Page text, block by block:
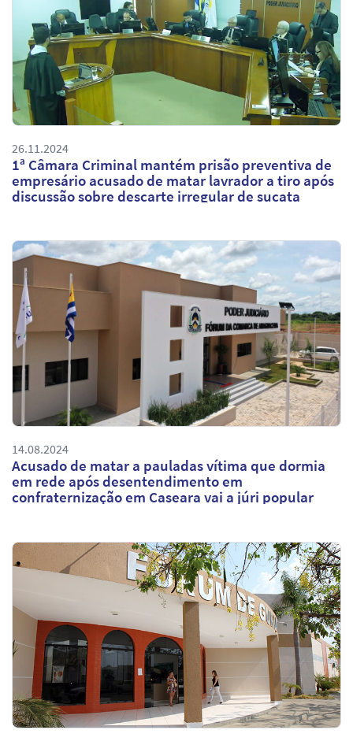
26.11.2024
1ª Câmara Criminal mantém prisão preventiva de
empresário acusado de matar lavrador a tiro após
discussão sobre descarte irregular de sucata
14.08.2024
Acusado de matar a pauladas vítima que dormia
em rede após desentendimento em
confraternização em Caseara vai a júri popular